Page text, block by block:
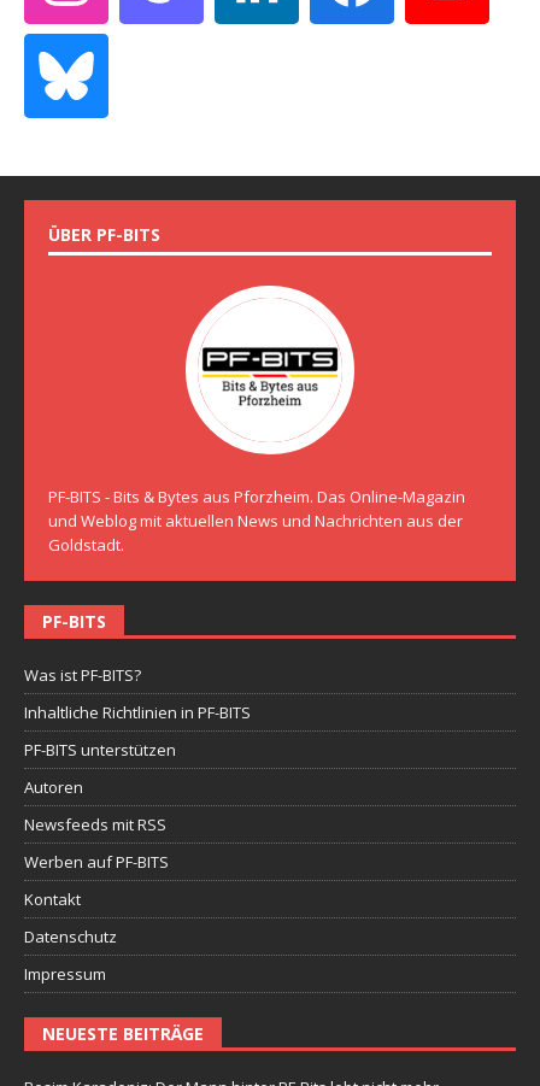
ÜBER PF-BITS
PF-BITS - Bits & Bytes aus Pforzheim. Das Online-Magazin
und Weblog mit aktuellen News und Nachrichten aus der
Goldstadt.
PF-BITS
Was ist PF-BITS?
Inhaltliche Richtlinien in PF-BITS
PF-BITS unterstützen
Autoren
Newsfeeds mit RSS
Werben auf PF-BITS
Kontakt
Datenschutz
Impressum
NEUESTE BEITRÄGE